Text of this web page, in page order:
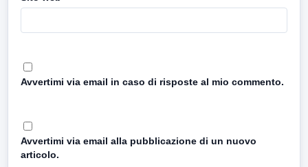
Avvertimi via email in caso di risposte al mio commento.
Avvertimi via email alla pubblicazione di un nuovo
articolo.